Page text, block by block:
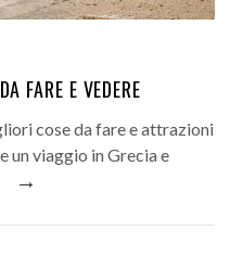
FARE E VEDERE
cose da fare e attrazioni
un viaggio in Grecia e
→